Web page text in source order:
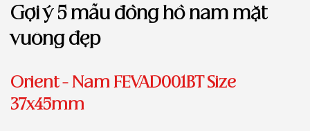
Gợi ý 5 mẫu đồng hồ nam mặt
vuông đẹp
Orient - Nam FEVAD001BT Size
37x45mm